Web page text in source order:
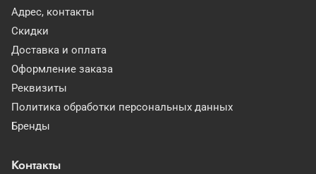
Адрес, контакты
Скидки
Доставка и оплата
Оформление заказа
Реквизиты
Политика обработки персональных данных
Бренды
Контакты